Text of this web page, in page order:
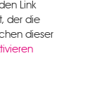
Link
der die
dieser